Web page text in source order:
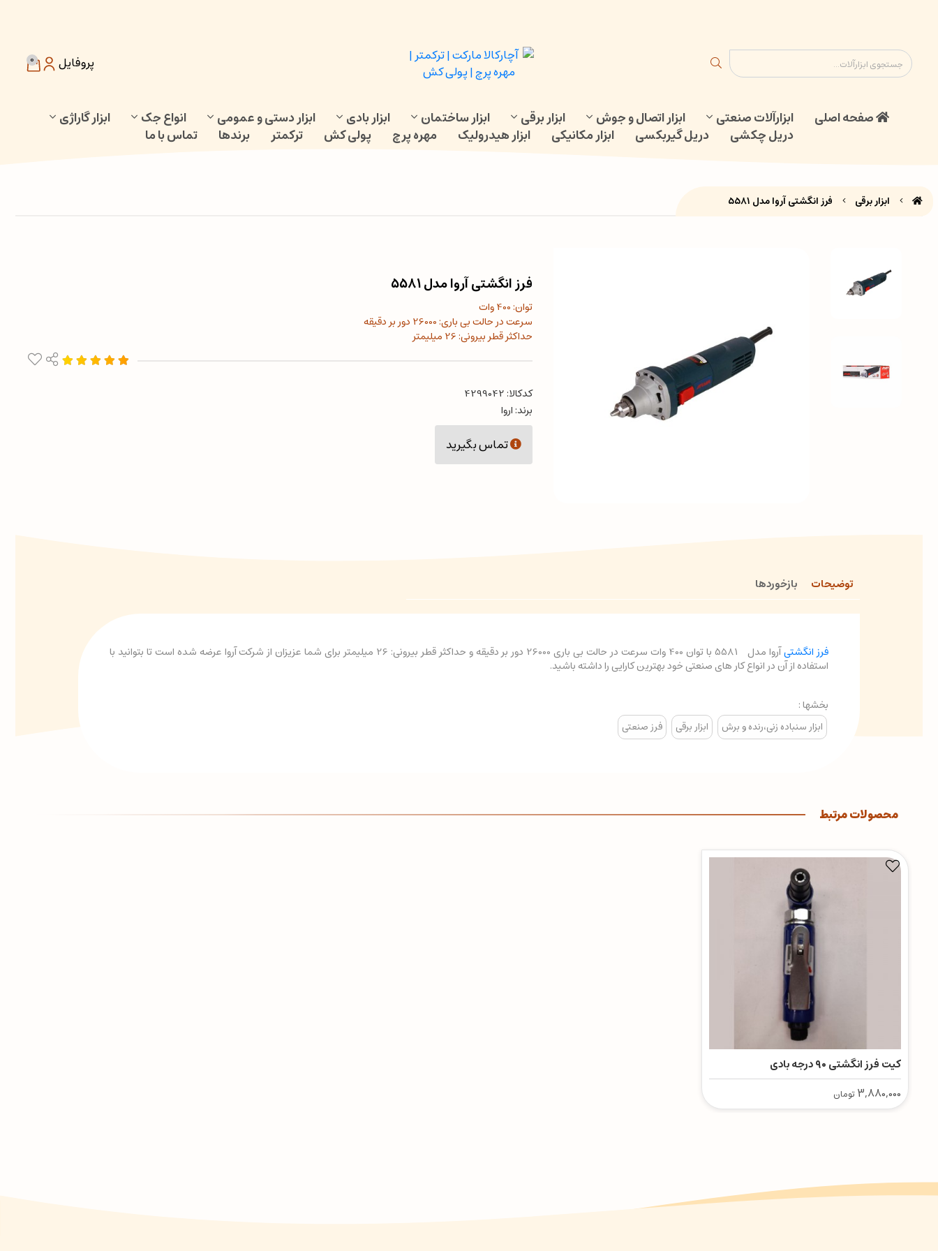
0 پروفایل
صفحه اصلی ابزارآلات صنعتی ابزار اتصال و جوش ابزار برقی ابزار ساختمان ابزار بادی ابزار دستی و عمومی انواع جک
ابزار گاراژی
دریل چکشی
دریل گیربکسی ابزار مکانیکی ابزار هیدرولیک مهره پرچ پولی کش ترکمتر برندها تماس با ما
ابزار برقی فرز انگشتی آروا مدل 5581
فرز انگشتی آروا مدل 5581
توان: 400 وات
سرعت در حالت بی باری: 26000 دور بر دقیقه
حداکثر قطر بیرونی: 26 میلیمتر
کدکالا:
برند: اروا
تماس بگیرید
توضیحات بازخوردها
فرز انگشتی
آروا مدل 5581 با توان 400 وات سرعت در حالت بی باری 26000 دور بر دقیقه و حداکثر قطر بیرونی: 26 میلیمتر برای شما عزیزان از شرکت آروا عرضه شده است تا بتوانید با
استفاده از آن در انواع کار های صنعتی خود بهترین کارایی را داشته باشید.
بخشها :
ابزار سنباده زنی،رنده و برش ابزار برقی فرز صنعتی
محصولات مرتبط
کیت فرز انگشتی ۹۰ درجه بادی
3,880,000تومان